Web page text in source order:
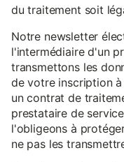
du traitement soit
Notre newsletter
l'intermédiaire d'un
transmettons les
de votre inscription
un contrat de
prestataire de
l'obligeons à
ne pas les